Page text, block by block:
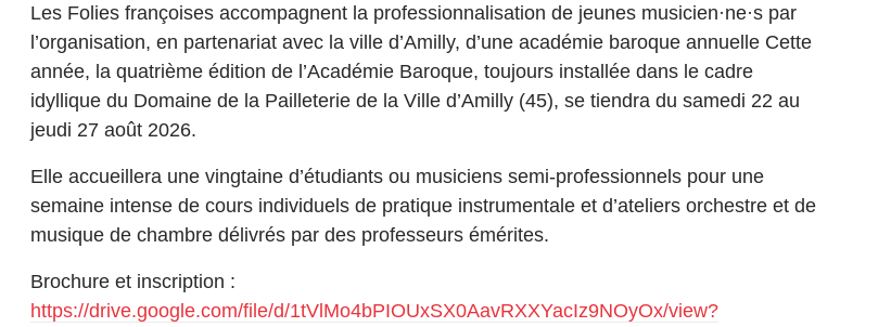
Les Folies françoises accompagnent la professionnalisation de jeunes musicien·ne·s par
l’organisation, en partenariat avec la ville d’Amilly, d’une académie baroque annuelle Cette
année, la quatrième édition de l’Académie Baroque, toujours installée dans le cadre
idyllique du Domaine de la Pailleterie de la Ville d’Amilly (45), se tiendra du samedi 22 au
jeudi 27 août 2026.
Elle accueillera une vingtaine d’étudiants ou musiciens semi-professionnels pour une
semaine intense de cours individuels de pratique instrumentale et d’ateliers orchestre et de
musique de chambre délivrés par des professeurs émérites.
Brochure et inscription :
https://drive.google.com/file/d/1tVlMo4bPIOUxSX0AavRXXYacIz9NOyOx/view?